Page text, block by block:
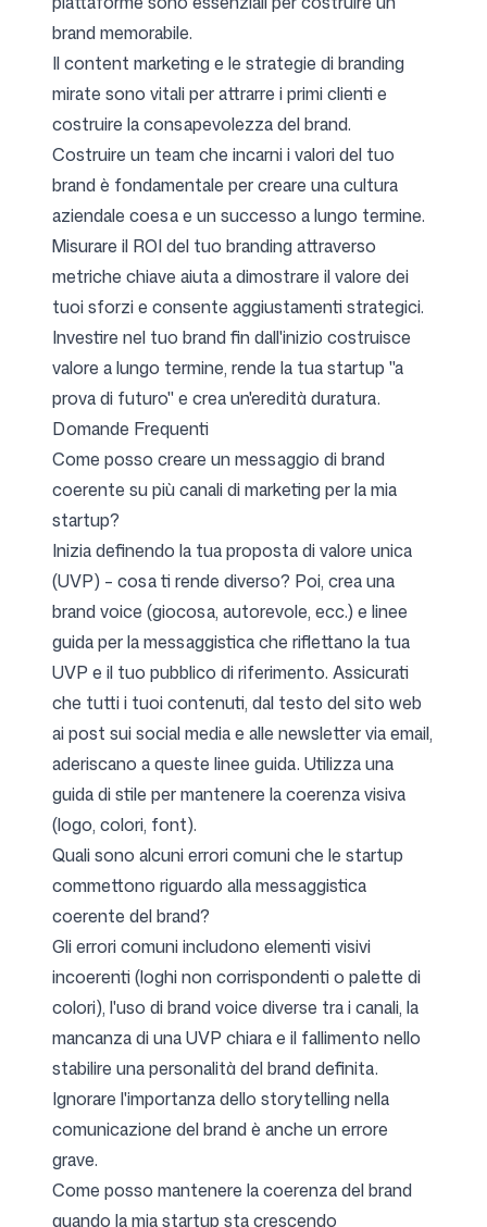
brand memorabile.
Il content marketing e le strategie di branding
mirate sono vitali per attrarre i primi clienti e
costruire la consapevolezza del brand.
Costruire un team che incarni i valori del tuo
brand è fondamentale per creare una cultura
aziendale coesa e un successo a lungo termine.
Misurare il ROI del tuo branding attraverso
metriche chiave aiuta a dimostrare il valore dei
tuoi sforzi e consente aggiustamenti strategici.
Investire nel tuo brand fin dall'inizio costruisce
valore a lungo termine, rende la tua startup "a
prova di futuro" e crea un'eredità duratura.
Domande Frequenti
Come posso creare un messaggio di brand
coerente su più canali di marketing per la mia
startup?
Inizia definendo la tua proposta di valore unica
(UVP) – cosa ti rende diverso? Poi, crea una
brand voice (giocosa, autorevole, ecc.) e linee
guida per la messaggistica che riflettano la tua
UVP e il tuo pubblico di riferimento. Assicurati
che tutti i tuoi contenuti, dal testo del sito web
ai post sui social media e alle newsletter via email,
aderiscano a queste linee guida. Utilizza una
guida di stile per mantenere la coerenza visiva
(logo, colori, font).
Quali sono alcuni errori comuni che le startup
commettono riguardo alla messaggistica
coerente del brand?
Gli errori comuni includono elementi visivi
incoerenti (loghi non corrispondenti o palette di
colori), l'uso di brand voice diverse tra i canali, la
mancanza di una UVP chiara e il fallimento nello
stabilire una personalità del brand definita.
Ignorare l'importanza dello storytelling nella
comunicazione del brand è anche un errore
grave.
Come posso mantenere la coerenza del brand
quando la mia startup sta crescendo